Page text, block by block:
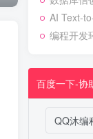
AI Text-
编程开发
百度一下-协